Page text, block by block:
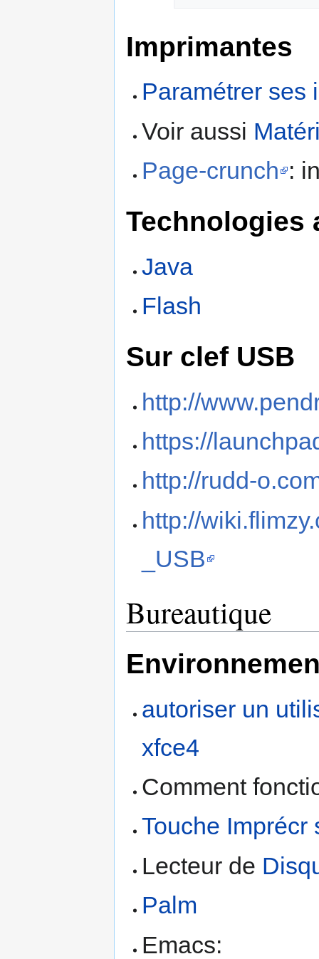
Imprimantes
Paramétrer ses
Voir aussi
Page-crunch :
Technologies
Java
Flash
Sur clef USB
http://
https://
http://rudd-
http://
_USB
Bureautique
autoriser un
xfce4
Comment
Touche Imprécr
Lecteur de
Palm
Emacs: